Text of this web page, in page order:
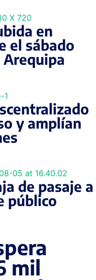
en
el sábado
y amplían
de pasaje a
público
mil